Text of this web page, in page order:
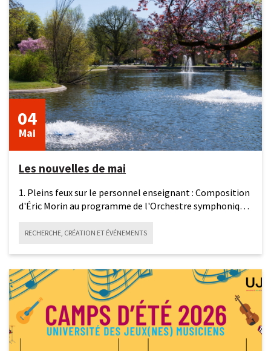
Les nouvelles de mai
mai
2026
1. Pleins feux sur le personnel enseignant : Composition
d'Éric Morin au programme de l'Orchestre symphonique
04
Mai
RECHERCHE, CRÉATION ET ÉVÉNEMENTS
15
avril
2026